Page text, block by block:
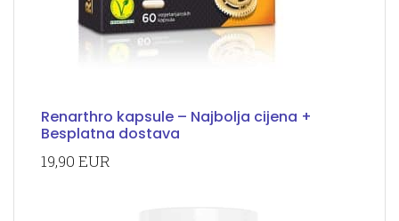
Renarthro kapsule – Najbolja cijena +
Besplatna dostava
19,90 EUR